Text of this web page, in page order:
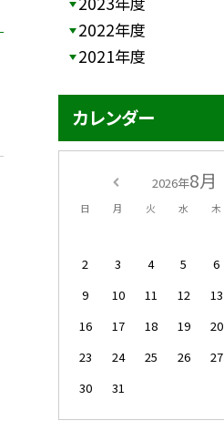
2022年度
2021年度
カレンダー
2026年8月
日 月 火 水 木
2
3 4 5 6
9
10 11 12 13
16
17 18 19 20
23
24 25 26 27
30
31